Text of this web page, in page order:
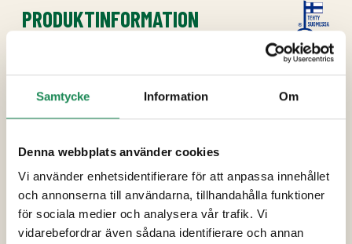
Samtycke Information Om
Denna webbplats använder cookies
Vi använder enhetsidentifierare för att anpassa innehållet
och annonserna till användarna, tillhandahålla funktioner
för sociala medier och analysera vår trafik. Vi
vidarebefordrar även sådana identifierare och annan
PRODUKTINFORMATION
socker,VETEMJÖL, vatten, vegetabiliska oljor
jäsningsämnen (E450, E500), dextros, salt,
Förpackningsstorlekar